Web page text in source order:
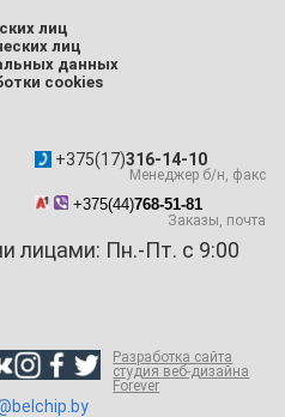
лиц
лиц
данных
cookies
+375(17)316-14-10
Менеджер б/н, факс
+375(44)768-51-81
Заказы, почта
лицами: Пн.-Пт. с 9:00
Разработка сайта
студия веб-дизайна
Forever